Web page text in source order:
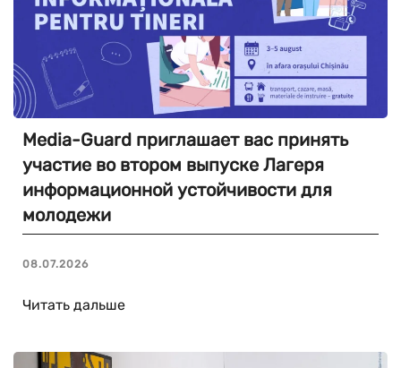
Media-Guard приглашает вас принять
участие во втором выпуске Лагеря
информационной устойчивости для
молодежи
08.07.2026
Читать дальше